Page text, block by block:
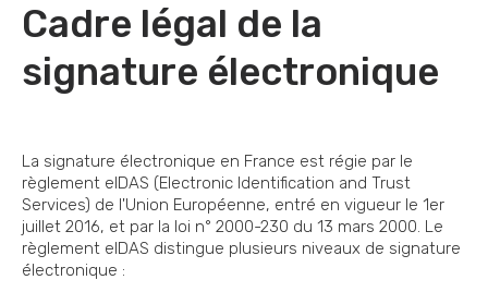
Cadre légal de la
signature électronique
La signature électronique en France est régie par le
règlement eIDAS (Electronic Identification and Trust
Services) de l'Union Européenne, entré en vigueur le 1er
juillet 2016, et par la loi n° 2000-230 du 13 mars 2000. Le
règlement eIDAS distingue plusieurs niveaux de signature
électronique :